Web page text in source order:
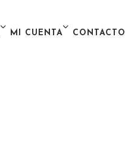
MI CUENTA CONTACTO